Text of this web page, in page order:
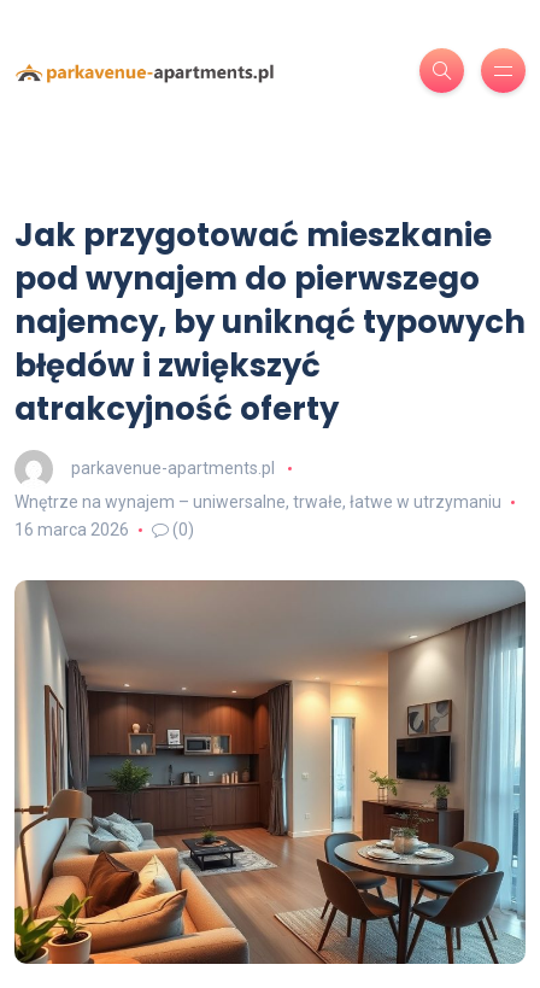
Jak przygotować mieszkanie
pod wynajem do pierwszego
najemcy, by uniknąć typowych
błędów i zwiększyć
atrakcyjność oferty
parkavenue-apartments.pl
Wnętrze na wynajem – uniwersalne, trwałe, łatwe w utrzymaniu
16 marca 2026
(0)